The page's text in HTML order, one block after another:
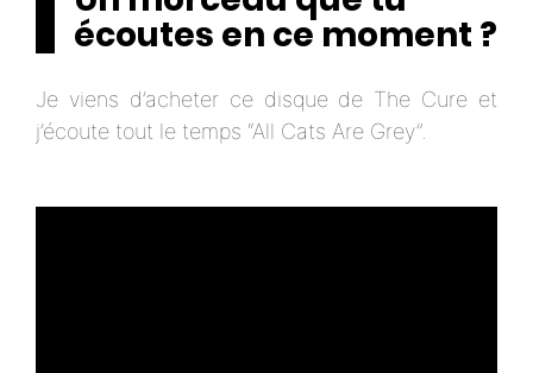
écoutes en ce moment ?
Je viens d’acheter ce disque de The Cure et
j’écoute tout le temps “All Cats Are Grey”.